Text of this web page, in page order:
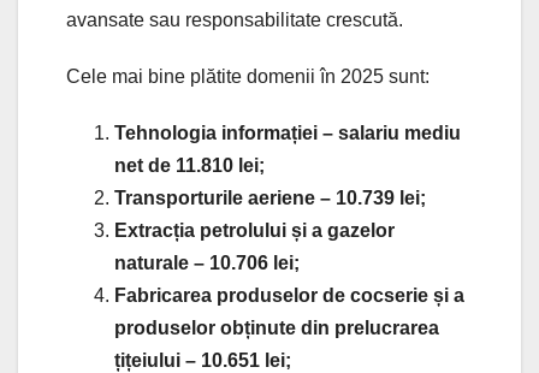
avansate sau responsabilitate crescută.
Cele mai bine plătite domenii în 2025 sunt:
Tehnologia informației – salariu mediu
net de 11.810 lei;
Transporturile aeriene – 10.739 lei;
Extracția petrolului și a gazelor
naturale – 10.706 lei;
Fabricarea produselor de cocserie și a
produselor obținute din prelucrarea
țițeiului – 10.651 lei;